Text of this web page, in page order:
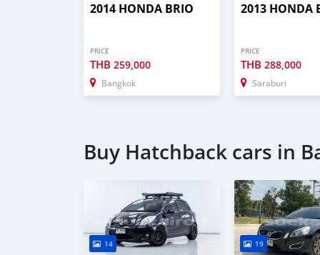
2014 HONDA BRIO
PRICE
THB 259,000
Bangkok
2013 HONDA
PRICE
THB288,000
Saraburi
Buy Hatchback cars in
14 19